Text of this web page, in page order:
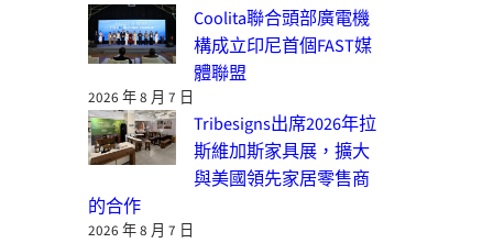
Coolita聯合頭部廣電機
構成立印尼首個FAST媒
體聯盟
2026 年 8 月 7 日
Tribesigns出席2026年拉
斯維加斯家具展，擴大
與美國領先家居零售商
的合作
2026 年 8 月 7 日